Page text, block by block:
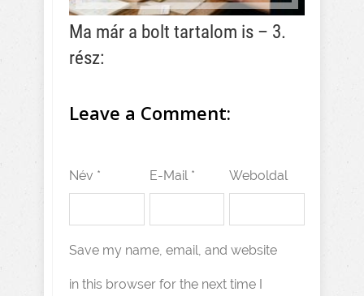
Ma már a bolt tartalom is – 3.
rész:
Leave a Comment:
Név * E-Mail * Weboldal
Save my name, email, and website
in this browser for the next time I